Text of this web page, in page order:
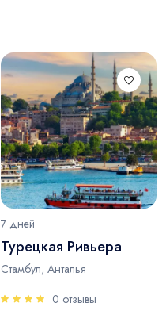
7 дней
Турецкая Ривьера
Стамбул, Анталья
0 отзывы